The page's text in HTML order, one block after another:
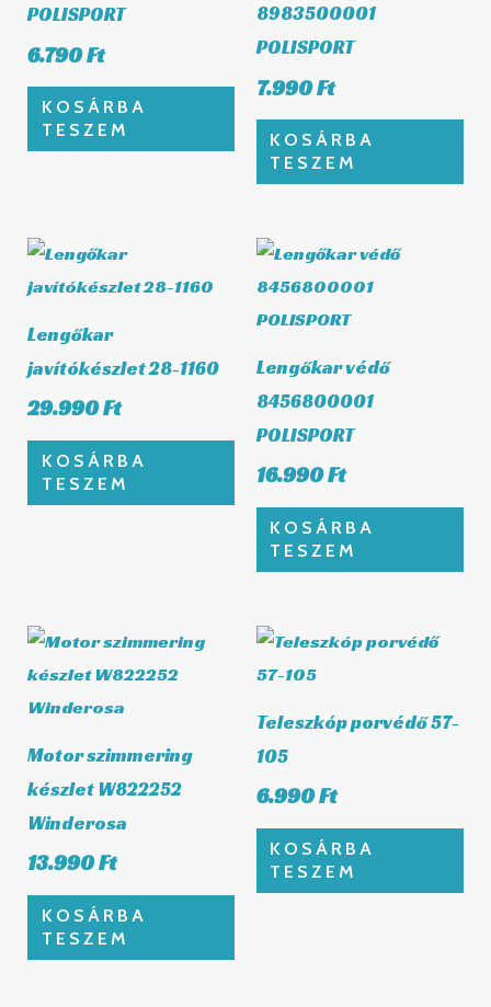
POLISPORT
6.790Ft
KOSÁRBA
TESZEM
8983500001
POLISPORT
7.990Ft
KOSÁRBA
TESZEM
Lengőkar
javítókészlet 28-1160
29.990Ft
KOSÁRBA
TESZEM
Lengőkar védő
8456800001
POLISPORT
16.990Ft
KOSÁRBA
TESZEM
Motor szimmering
készlet W822252
Winderosa
13.990Ft
KOSÁRBA
TESZEM
Teleszkóp porvédő 57-
105
6.990Ft
KOSÁRBA
TESZEM